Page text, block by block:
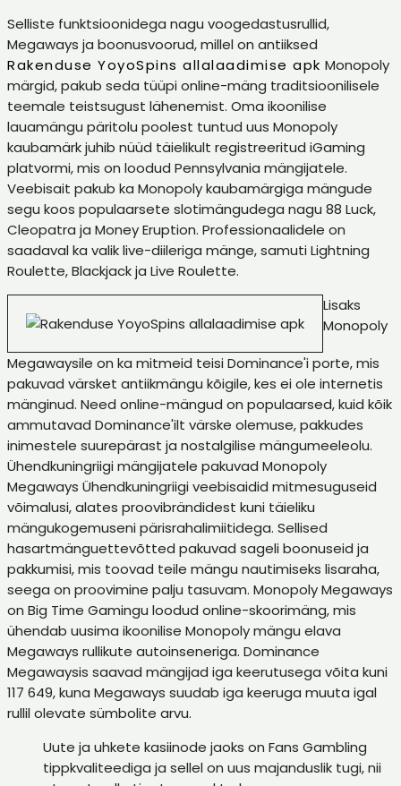
Selliste funktsioonidega nagu voogedastusrullid,
Megaways ja boonusvoorud, millel on antiiksed
Rakenduse YoyoSpins allalaadimise apk Monopoly
märgid, pakub seda tüüpi online-mäng traditsioonilisele
teemale teistsugust lähenemist. Oma ikoonilise
lauamängu päritolu poolest tuntud uus Monopoly
kaubamärk juhib nüüd täielikult registreeritud iGaming
platvormi, mis on loodud Pennsylvania mängijatele.
Veebisait pakub ka Monopoly kaubamärgiga mängude
segu koos populaarsete slotimängudega nagu 88 Luck,
Cleopatra ja Money Eruption. Professionaalidele on
saadaval ka valik live-diileriga mänge, samuti Lightning
Roulette, Blackjack ja Live Roulette.
Lisaks
Monopoly
Megawaysile on ka mitmeid teisi Dominance'i porte, mis
pakuvad värsket antiikmängu kõigile, kes ei ole internetis
mänginud. Need online-mängud on populaarsed, kuid kõik
ammutavad Dominance'ilt värske olemuse, pakkudes
inimestele suurepärast ja nostalgilise mängumeeleolu.
Ühendkuningriigi mängijatele pakuvad Monopoly
Megaways Ühendkuningriigi veebisaidid mitmesuguseid
võimalusi, alates proovibrändidest kuni täieliku
mängukogemuseni pärisrahalimiitidega. Sellised
hasartmänguettevõtted pakuvad sageli boonuseid ja
pakkumisi, mis toovad teile mängu nautimiseks lisaraha,
seega on proovimine palju tasuvam. Monopoly Megaways
on Big Time Gamingu loodud online-skoorimäng, mis
ühendab uusima ikoonilise Monopoly mängu elava
Megaways rullikute autoinseneriga. Dominance
Megawaysis saavad mängijad iga keerutusega võita kuni
117 649, kuna Megaways suudab iga keeruga muuta igal
rullil olevate sümbolite arvu.
Uute ja uhkete kasiinode jaoks on Fans Gambling
tippkvaliteediga ja sellel on uus majanduslik tugi, nii